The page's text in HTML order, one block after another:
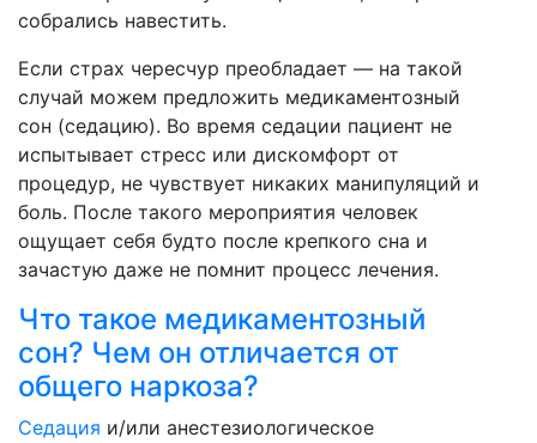
собрались навестить.
Если страх чересчур преобладает — на такой
случай можем предложить медикаментозный
сон (седацию). Во время седации пациент не
испытывает стресс или дискомфорт от
процедур, не чувствует никаких манипуляций и
боль. После такого мероприятия человек
ощущает себя будто после крепкого сна и
зачастую даже не помнит процесс лечения.
Что такое медикаментозный
сон? Чем он отличается от
общего наркоза?
Седация и/или анестезиологическое